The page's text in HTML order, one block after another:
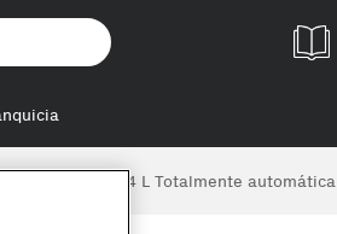
de filtro 1,4 L Totalmente automática